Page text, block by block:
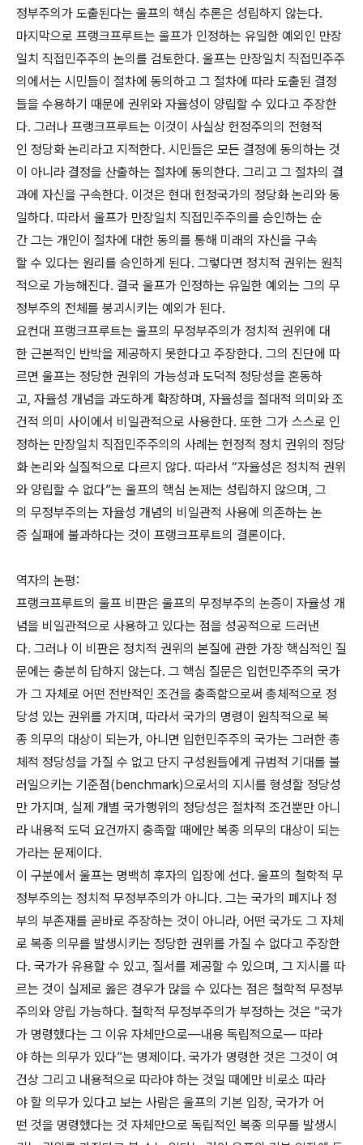
정부주의가 도출된다는 울프의 핵심 추론은 성립하지 않는다.
마지막으로 프랭크프루트는 울프가 인정하는 유일한 예외인 만장
일치 직접민주주의 논의를 검토한다. 울프는 만장일치 직접민주주
의에서는 시민들이 절차에 동의하고 그 절차에 따라 도출된 결정
들을 수용하기 때문에 권위와 자율성이 양립할 수 있다고 주장한
다. 그러나 프랭크프루트는 이것이 사실상 헌정주의의 전형적
인 정당화 논리라고 지적한다. 시민들은 모든 결정에 동의하는 것
이 아니라 결정을 산출하는 절차에 동의한다. 그리고 그 절차의 결
과에 자신을 구속한다. 이것은 현대 헌정국가의 정당화 논리와 동
일하다. 따라서 울프가 만장일치 직접민주주의를 승인하는 순
간 그는 개인이 절차에 대한 동의를 통해 미래의 자신을 구속
할 수 있다는 원리를 승인하게 된다. 그렇다면 정치적 권위는 원칙
적으로 가능해진다. 결국 울프가 인정하는 유일한 예외는 그의 무
정부주의 전체를 붕괴시키는 예외가 된다.
요컨대 프랭크프루트는 울프의 무정부주의가 정치적 권위에 대
한 근본적인 반박을 제공하지 못한다고 주장한다. 그의 진단에 따
르면 울프는 정당한 권위의 가능성과 도덕적 정당성을 혼동하
고, 자율성 개념을 과도하게 확장하며, 자율성을 절대적 의미와 조
건적 의미 사이에서 비일관적으로 사용한다. 또한 그가 스스로 인
정하는 만장일치 직접민주주의의 사례는 헌정적 정치 권위의 정당
화 논리와 실질적으로 다르지 않다. 따라서 “자율성은 정치적 권위
와 양립할 수 없다”는 울프의 핵심 논제는 성립하지 않으며, 그
의 무정부주의는 자율성 개념의 비일관적 사용에 의존하는 논
증 실패에 불과하다는 것이 프랭크프루트의 결론이다.
역자의 논평:
프랭크프루트의 울프 비판은 울프의 무정부주의 논증이 자율성 개
념을 비일관적으로 사용하고 있다는 점을 성공적으로 드러낸
다. 그러나 이 비판은 정치적 권위의 본질에 관한 가장 핵심적인 질
문에는 충분히 답하지 않는다. 그 핵심 질문은 입헌민주주의 국가
가 그 자체로 어떤 전반적인 조건을 충족함으로써 총체적으로 정
당성 있는 권위를 가지며, 따라서 국가의 명령이 원칙적으로 복
종 의무의 대상이 되는가, 아니면 입헌민주주의 국가는 그러한 총
체적 정당성을 가질 수 없고 단지 구성원들에게 규범적 기대를 불
러일으키는 기준점(benchmark)으로서의 지시를 형성할 정당성
만 가지며, 실제 개별 국가행위의 정당성은 절차적 조건뿐만 아니
라 내용적 도덕 요건까지 충족할 때에만 복종 의무의 대상이 되는
가라는 문제이다.
이 구분에서 울프는 명백히 후자의 입장에 선다. 울프의 철학적 무
정부주의는 정치적 무정부주의가 아니다. 그는 국가의 폐지나 정
부의 부존재를 곧바로 주장하는 것이 아니라, 어떤 국가도 그 자체
로 복종 의무를 발생시키는 정당한 권위를 가질 수 없다고 주장한
다. 국가가 유용할 수 있고, 질서를 제공할 수 있으며, 그 지시를 따
르는 것이 실제로 옳은 경우가 많을 수 있다는 점은 철학적 무정부
주의와 양립 가능하다. 철학적 무정부주의가 부정하는 것은 “국가
가 명령했다는 그 이유 자체만으로―내용 독립적으로― 따라
야 하는 의무가 있다”는 명제이다. 국가가 명령한 것은 그것이 여
건상 그리고 내용적으로 따라야 하는 것일 때에만 비로소 따라
야 할 의무가 있다고 보는 사람은 울프의 기본 입장, 국가가 어
떤 것을 명령했다는 것 자체만으로 독립적인 복종 의무를 발생시